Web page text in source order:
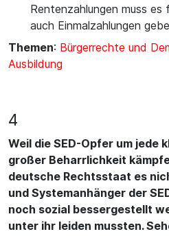
Rentenzahlungen muss es
auch Einmalzahlungen
Themen: Bürgerrechte und
Ausbildung
4
Weil die SED-Opfer um jede
großer Beharrlichkeit
deutsche Rechtsstaat es
und Systemanhänger der
noch sozial bessergestellt
unter ihr leiden mussten.